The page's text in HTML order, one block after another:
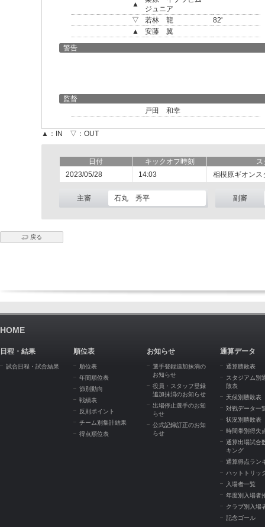
▲
ジュニア
▽
若林 龍
82'
▲
安藤 翼
警告
監督
戸田 和幸
▲：IN ▽：OUT
日付 キックオフ時刻
ス
2023/05/28
14:03 相模原ギオンス
主審 石丸 秀平 副審
戻る
HOME
日程・結果
試合日程・試合結果
順位表
順位表
年間順位表
節別動向
戦績表
反則ポイント
チーム別集計結果
得点順位表
お知らせ
選手登録追加抹消の
お知らせ
役員・スタッフ登録
追加抹消のお知らせ
出場停止選手のお知
らせ
公式記録訂正のお知
らせ
通算データ
通算勝敗表
スタジアム別
敗表
天候別勝敗表
対戦データ一
状況別勝敗表
時間帯別得失
通算出場試合
キング
通算得点ラン
ハットトリッ
入場者一覧
年度別入場者
クラブ別入場
記念ゴール